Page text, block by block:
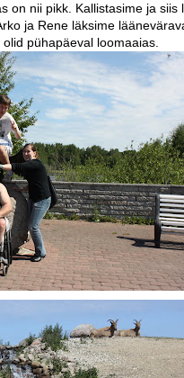
on nii pikk. Kallistasime ja siis
ja Rene läksime
pühapäeval loomaaias.